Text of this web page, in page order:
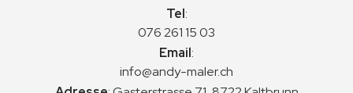
Tel:
076 261 15 03
Email:
info@andy-maler.ch